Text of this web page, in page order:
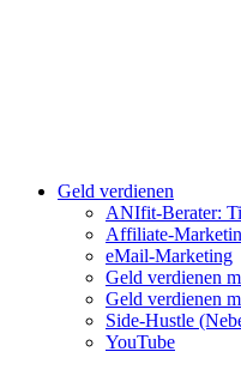
Geld verdienen
ANIfit-Berater:
Affiliate-
eMail-Marketing
Geld verdienen
Geld verdienen
Side-Hustle
YouTube